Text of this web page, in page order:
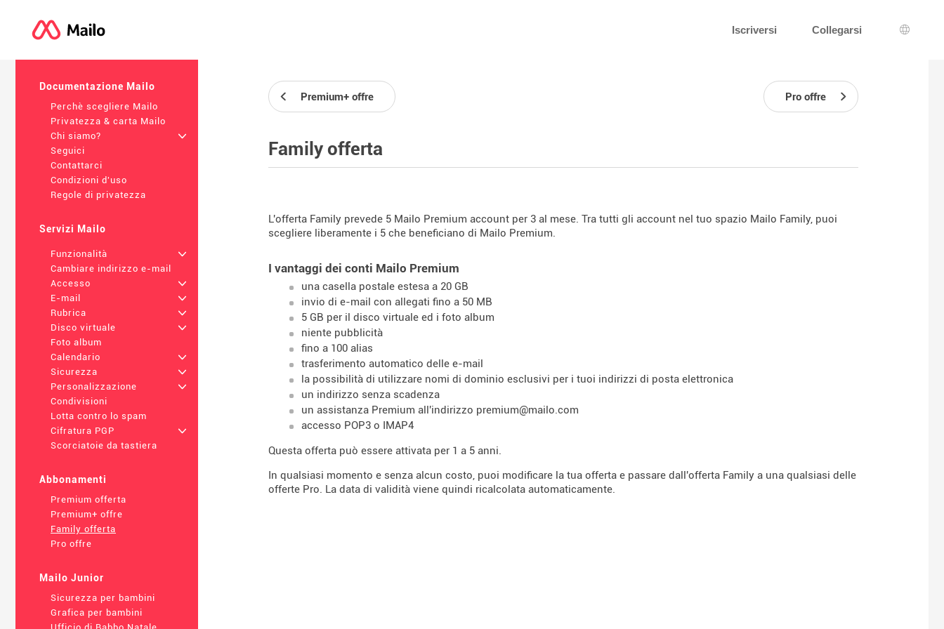
Iscriversi Collegarsi
Scelta
Documentazione Mailo
Perchè scegliere Mailo
Privatezza & carta Mailo
Chi siamo?
+
Seguici
Contattarci
Condizioni d'uso
Regole di privatezza
Servizi Mailo
Funzionalità
+
Cambiare indirizzo e-mail
Accesso
+
E-mail
+
Rubrica
+
Disco virtuale
+
Foto album
Calendario
+
Sicurezza
+
Personalizzazione
+
Condivisioni
Lotta contro lo spam
Cifratura PGP
+
Scorciatoie da tastiera
Abbonamenti
Premium offerta
Premium+ offre
Family offerta
Pro offre
Mailo Junior
Sicurezza per bambini
Grafica per bambini
Premium+ offre Pro offre
Family offerta
L'offerta Family prevede 5 Mailo Premium account per 3 al mese. Tra tutti gli account nel tuo spazio Mailo Family, puoi
scegliere liberamente i 5 che beneficiano di Mailo Premium.
I vantaggi dei conti Mailo Premium
una casella postale estesa a 20 GB
invio di e-mail con allegati fino a 50 MB
5 GB per il disco virtuale ed i foto album
niente pubblicità
fino a 100 alias
trasferimento automatico delle e-mail
la possibilità di utilizzare nomi di dominio esclusivi per i tuoi indirizzi di posta elettronica
un indirizzo senza scadenza
un assistanza Premium all'indirizzo premium@mailo.com
accesso POP3 o IMAP4
Questa offerta può essere attivata per 1 a 5 anni.
In qualsiasi momento e senza alcun costo, puoi modificare la tua offerta e passare dall'offerta Family a una qualsiasi delle
offerte Pro. La data di validità viene quindi ricalcolata automaticamente.